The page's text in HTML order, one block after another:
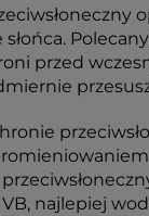
słońca.
przed
najlepiej